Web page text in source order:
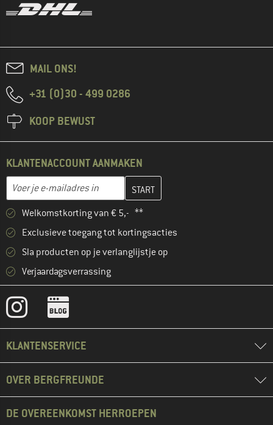
MAIL ONS!
+31 (0)30 - 499 0286
KOOP BEWUST
KLANTENACCOUNT AANMAKEN
E-mailadres
Vul je e-mailadres hier in en maak in de volgende stap je
Welkomstkorting van € 5,- **
Exclusieve toegang tot kortingsacties
Sla producten op je verlanglijstje op
Verjaardagsverrassing
KLANTENSERVICE
OVER BERGFREUNDE
DE OVEREENKOMST HERROEPEN